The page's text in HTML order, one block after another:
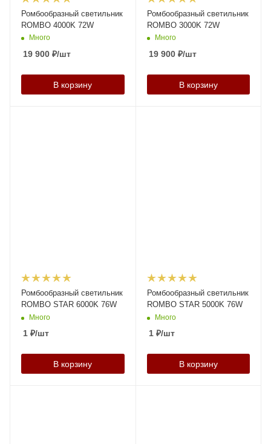
Ромбообразный светильник
ROMBO 4000K 72W
Много
19 900 ₽/шт
В корзину
Ромбообразный светильник
ROMBO 3000K 72W
Много
19 900₽/шт
В корзину
Ромбообразный светильник
ROMBO STAR 6000K 76W
Много
1 ₽/шт
В корзину
Ромбообразный светильник
ROMBO STAR 5000K 76W
Много
1₽/шт
В корзину